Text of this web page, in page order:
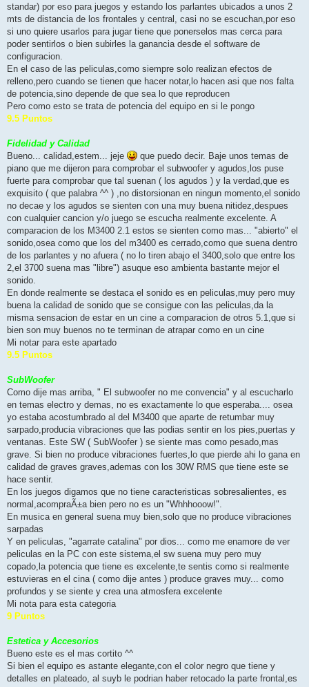
standar) por eso para juegos y estando los parlantes ubicados a unos 2
mts de distancia de los frontales y central, casi no se escuchan,por eso
si uno quiere usarlos para jugar tiene que ponerselos mas cerca para
poder sentirlos o bien subirles la ganancia desde el software de
configuracion.
En el caso de las peliculas,como siempre solo realizan efectos de
relleno,pero cuando se tienen que hacer notar,lo hacen asi que nos falta
de potencia,sino depende de que sea lo que reproducen
Pero como esto se trata de potencia del equipo en si le pongo
9.5 Puntos
Fidelidad y Calidad
Bueno... calidad,estem... jeje
que puedo decir. Baje unos temas de
piano que me dijeron para comprobar el subwoofer y agudos,los puse
fuerte para comprobar que tal suenan ( los agudos ) y la verdad,que es
exquisito ( que palabra ^^ ) ,no distorsionan en ningun momento,el sonido
no decae y los agudos se sienten con una muy buena nitidez,despues
con cualquier cancion y/o juego se escucha realmente excelente. A
comparacion de los M3400 2.1 estos se sienten como mas... "abierto" el
sonido,osea como que los del m3400 es cerrado,como que suena dentro
de los parlantes y no afuera ( no lo tiren abajo el 3400,solo que entre los
2,el 3700 suena mas "libre") asuque eso ambienta bastante mejor el
sonido.
En donde realmente se destaca el sonido es en peliculas,muy pero muy
buena la calidad de sonido que se consigue con las peliculas,da la
misma sensacion de estar en un cine a comparacion de otros 5.1,que si
bien son muy buenos no te terminan de atrapar como en un cine
Mi notar para este apartado
9.5 Puntos
SubWoofer
Como dije mas arriba, " El subwoofer no me convencia" y al escucharlo
en temas electro y demas, no es exactamente lo que esperaba.... osea
yo estaba acostumbrado al del M3400 que aparte de retumbar muy
sarpado,producia vibraciones que las podias sentir en los pies,puertas y
ventanas. Este SW ( SubWoofer ) se siente mas como pesado,mas
grave. Si bien no produce vibraciones fuertes,lo que pierde ahi lo gana en
calidad de graves graves,ademas con los 30W RMS que tiene este se
hace sentir.
En los juegos digamos que no tiene caracteristicas sobresalientes, es
normal,acompraÃ±a bien pero no es un "Whhhooow!".
En musica en general suena muy bien,solo que no produce vibraciones
sarpadas
Y en peliculas, "agarrate catalina" por dios... como me enamore de ver
peliculas en la PC con este sistema,el sw suena muy pero muy
copado,la potencia que tiene es excelente,te sentis como si realmente
estuvieras en el cina ( como dije antes ) produce graves muy... como
profundos y se siente y crea una atmosfera excelente
Mi nota para esta categoria
9 Puntos
Estetica y Accesorios
Bueno este es el mas cortito ^^
Si bien el equipo es astante elegante,con el color negro que tiene y
detalles en plateado, al suyb le podrian haber retocado la parte frontal,es